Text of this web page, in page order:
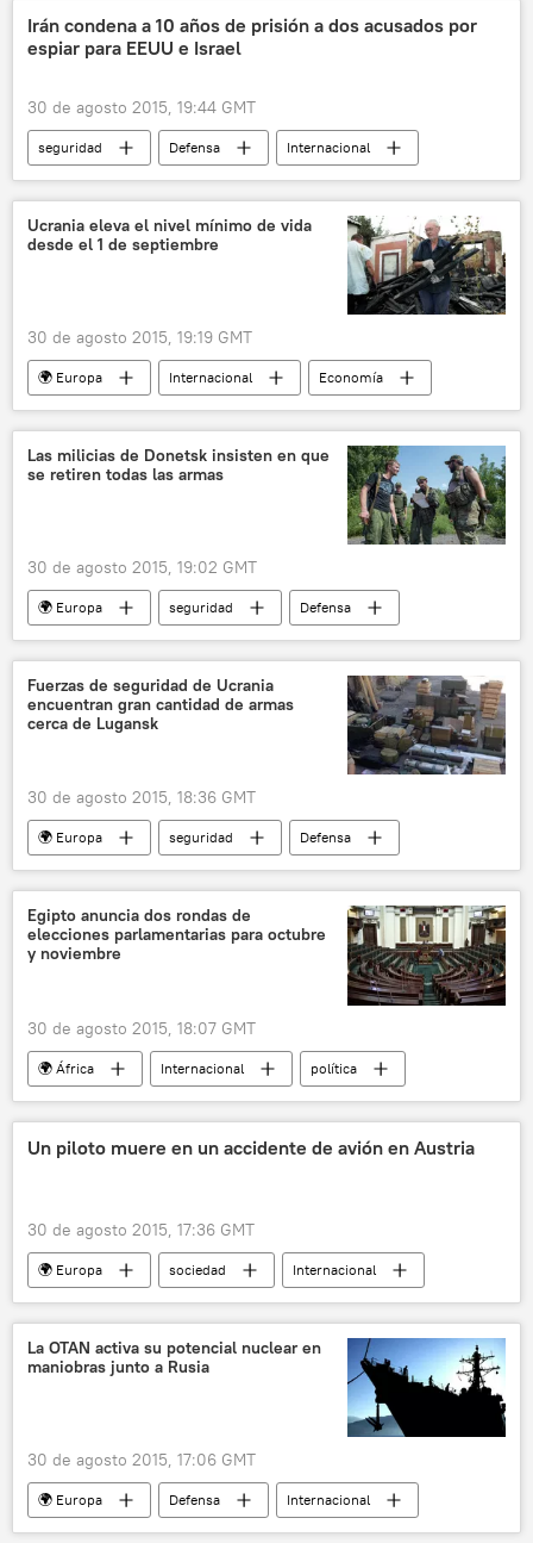
Ministerio de Seguridad Nacional de China
internet
🌏 Asia
Irán condena a 10 años de prisión a dos acusados por
espiar para EEUU e Israel
30 de agosto 2015, 19:44 GMT
seguridad Defensa
Internacional
política
🌍 Oriente Medio
Irán
EEUU
Israel
espionaje
noticias
Ucrania eleva el nivel mínimo de vida
desde el 1 de septiembre
30 de agosto 2015, 19:19 GMT
🌍 Europa Internacional
Economía
Ucrania
Arseni Yatseniuk
ayuda social
gastos sociales
📰 Conflicto en el este de Ucrania (2014-2022)
Las milicias de Donetsk insisten en que
se retiren todas las armas
30 de agosto 2015, 19:02 GMT
🌍 Europa seguridad
Defensa
Internacional
Ucrania
Donbás
Denís Pushilin
retirada de armas
Situación en Donbás (verano de 2015)
Fuerzas de seguridad de Ucrania
encuentran gran cantidad de armas
cerca de Lugansk
30 de agosto 2015, 18:36 GMT
🌍 Europa seguridad
Defensa
Internacional
política
Ucrania
Donbás
Lugansk
Consejo de Seguridad Nacional y Defensa de Ucrania
Situación en Donbás (verano de 2015)
Egipto anuncia dos rondas de
elecciones parlamentarias para octubre
y noviembre
30 de agosto 2015, 18:07 GMT
🌍 África Internacional
política
Egipto
Comisión Electoral Suprema de Egipto
Un piloto muere en un accidente de avión en Austria
30 de agosto 2015, 17:36 GMT
🌍 Europa sociedad
Internacional
⚽ Deportes
Austria
accidente
noticias
La OTAN activa su potencial nuclear en
maniobras junto a Rusia
30 de agosto 2015, 17:06 GMT
🌍 Europa Defensa
Internacional
política
Rusia América del Norte